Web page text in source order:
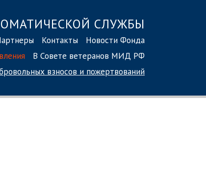
СЛУЖБЫ
Контакты
Новости Фонда
В Совете ветеранов МИД РФ
взносов и пожертвований